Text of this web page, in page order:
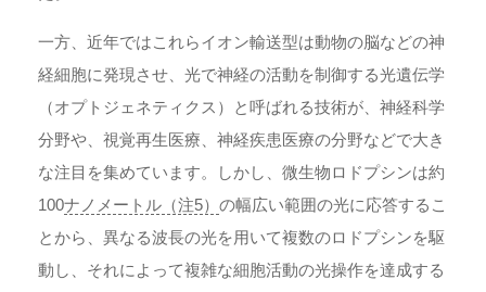
一方、近年ではこれらイオン輸送型は動物の脳などの神
経細胞に発現させ、光で神経の活動を制御する光遺伝学
（オプトジェネティクス）と呼ばれる技術が、神経科学
分野や、視覚再生医療、神経疾患医療の分野などで大き
な注目を集めています。しかし、微生物ロドプシンは約
100ナノメートル（注5） の幅広い範囲の光に応答するこ
とから、異なる波長の光を用いて複数のロドプシンを駆
動し、それによって複雑な細胞活動の光操作を達成する